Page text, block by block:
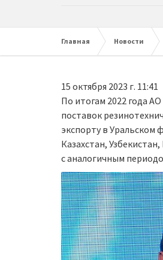
Главная Новости
15 октября 2023 г. 11:41
По итогам 2022 года
поставок
экспорту в Уральском
Казахстан,
с аналогичным